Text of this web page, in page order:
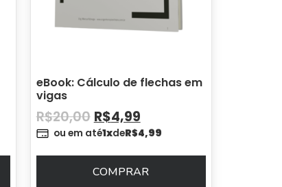
eBook: Cálculo de flechas em
vigas
R$20,00R$4,99
ou em até1xdeR$4,99
COMPRAR